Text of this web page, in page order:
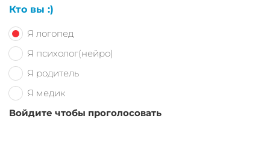
Кто вы :)
Я логопед
Я психолог(нейро)
Я родитель
Я медик
Войдите чтобы проголосовать